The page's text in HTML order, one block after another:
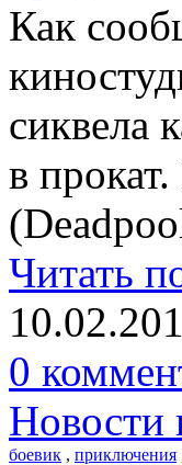
Как
сиквела
в
Читать
0
Новости
боевик , приключения